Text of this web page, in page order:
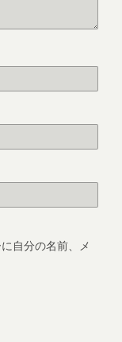
自分の名前、メ